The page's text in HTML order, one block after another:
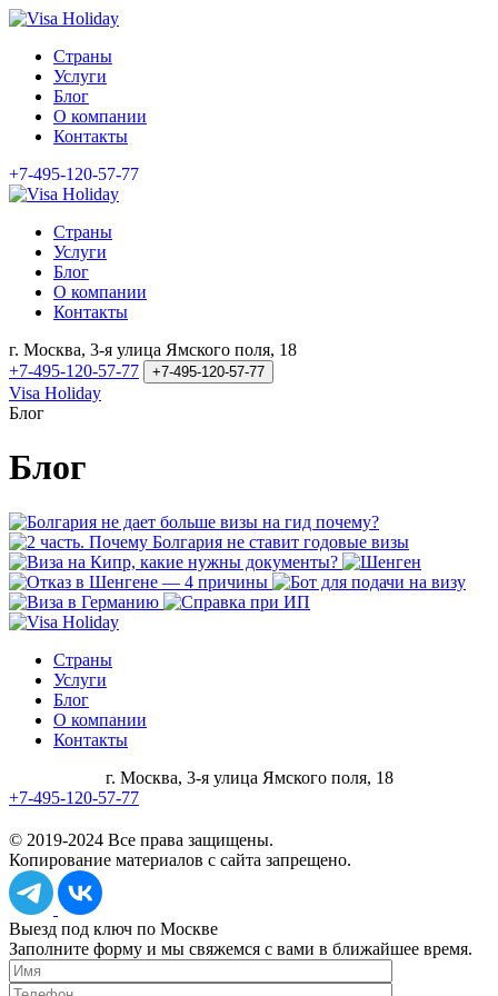
Страны
Услуги
Блог
О компании
Контакты
+7-495-120-57-77
Страны
Услуги
Блог
О компании
Контакты
г. Москва, 3-я улица Ямского поля, 18
+7-495-120-57-77
+7-495-120-57-77
Visa Holiday
Блог
Блог
Страны
Услуги
Блог
О компании
Контакты
г. Москва, 3-я улица Ямского поля, 18
+7-495-120-57-77
© 2019-2024 Все права защищены.
Копирование материалов с сайта запрещено.
Выезд под ключ по Москве
Заполните форму и мы свяжемся с вами в ближайшее время.